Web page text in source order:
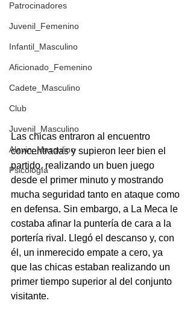
Patrocinadores
Juvenil_Femenino
Infantil_Masculino
Aficionado_Femenino
Cadete_Masculino
Club
Juvenil_Masculino
Alevin_Masculino
Psicología
Las chicas entraron al encuentro
concentradas y supieron leer bien el
partido, realizando un buen juego
desde el primer minuto y mostrando
mucha seguridad tanto en ataque como
en defensa. Sin embargo, a La Meca le
costaba afinar la puntería de cara a la
portería rival. Llegó el descanso y, con
él, un inmerecido empate a cero, ya
que las chicas estaban realizando un
primer tiempo superior al del conjunto
visitante.